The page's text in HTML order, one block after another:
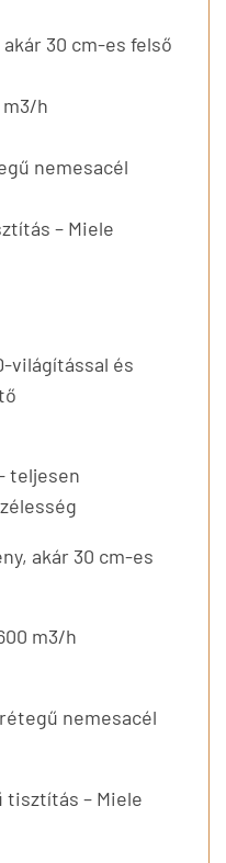
30 cm-es felső
m3/h
nemesacél
– Miele
világítással és
teljesen
akár 30 cm-es
m3/h
nemesacél
tisztítás – Miele